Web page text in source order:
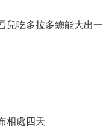
兒吃多拉多總能大出一
相處四天